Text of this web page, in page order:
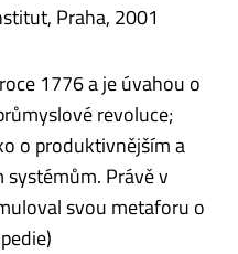
Praha, 2001
1776 a je úvahou o
revoluce;
o produktivnějším a
Právě v
svou metaforu o